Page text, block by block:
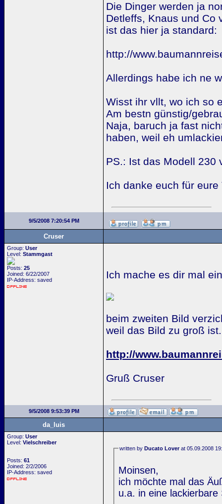
Die Dinger werden ja
Detleffs, Knaus und Co
ist das hier ja standard:
http://
Allerdings habe ich ne
Wisst ihr vllt, wo ich so
Am bestn günstig/
Naja, baruch ja fast
haben, weil eh
PS.: Ist das Modell 230
Ich danke euch für eure
9/5/2008 7:20:54 PM
Cruser
Group: User
Level: Stammgast
Posts: 25
Joined: 6/22/2007
IP-Address: saved
Ich mache es dir mal
beim zweiten Bild
weil das Bild zu groß ist.
http://
Gruß Cruser
9/5/2008 9:53:39 PM
da_luis
Group: User
Level: Vielschreiber
Posts: 61
Joined: 2/2/2006
IP-Address: saved
written byDucato Loverat 05.09.2008
Moinsen,
ich möchte mal das
u.a. in eine